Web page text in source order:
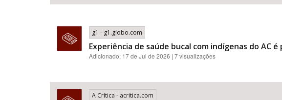
g1 - g1.globo.com
Experiência de saúde bucal com indígenas do AC
Adicionado: 17 de Jul de 2026 | 7 visualizações
A Crítica - acritica.com